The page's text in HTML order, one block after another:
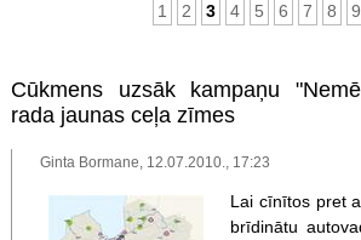
1 2 3 4 5 6 7 8 9
Cūkmens uzsāk kampaņu
rada jaunas ceļa zīmes
Ginta Bormane, 12.07.2010., 17:23
Lai cīnītos pret
brīdinātu